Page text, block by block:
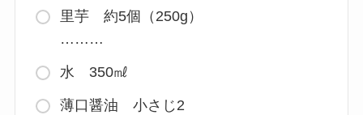
里芋 約5個（250g）
………
水 350㎖
薄口醤油 小さじ2